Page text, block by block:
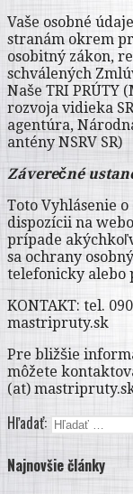
Vaše osobné
stranám okrem
osobitný zákon,
schválených
Naše TRI PRÚTY
rozvoja vidieka
agentúra,
antény NSRV SR)
Záverečné
Toto Vyhlásenie
dispozícii na
prípade
sa ochrany
telefonicky alebo
KONTAKT: tel.
mastripruty.sk
Pre bližšie
môžete
(at)
Hľadať:
Najnovšie články